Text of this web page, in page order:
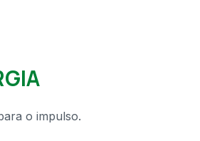
o impulso.